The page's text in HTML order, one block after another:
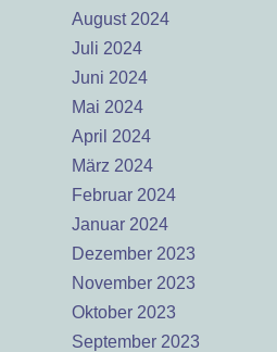
August 2024
Juli 2024
Juni 2024
Mai 2024
April 2024
März 2024
Februar 2024
Januar 2024
Dezember 2023
November 2023
Oktober 2023
September 2023